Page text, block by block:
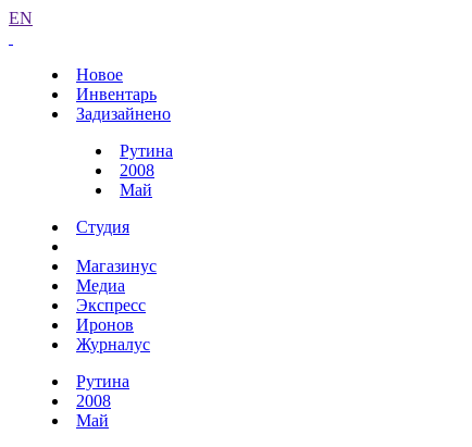
EN
Новое
Инвентарь
Задизайнено
Рутина
2008
Май
Студия
Магазинус
Медиа
Экспресс
Иронов
Журналус
Рутина
2008
Май